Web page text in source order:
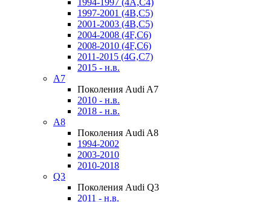
1994-1997 (4A,C4)
1997-2001 (4B,C5)
2001-2003 (4B,C5)
2004-2008 (4F,C6)
2008-2010 (4F,C6)
2011-2015 (4G,C7)
2015 - н.в.
A7
Поколения Audi A7
2010 - н.в.
2018 - н.в.
A8
Поколения Audi A8
1994-2002
2003-2010
2010-2018
Q3
Поколения Audi Q3
2011 - н.в.